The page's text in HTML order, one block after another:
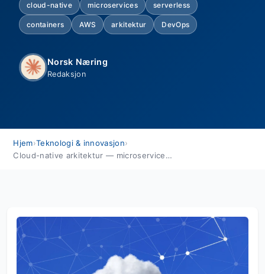
cloud-native microservices serverless
containers AWS arkitektur DevOps
Norsk Næring
Redaksjon
Hjem›Teknologi & innovasjon›
Cloud-native arkitektur — microservices, containers og serverless forklart